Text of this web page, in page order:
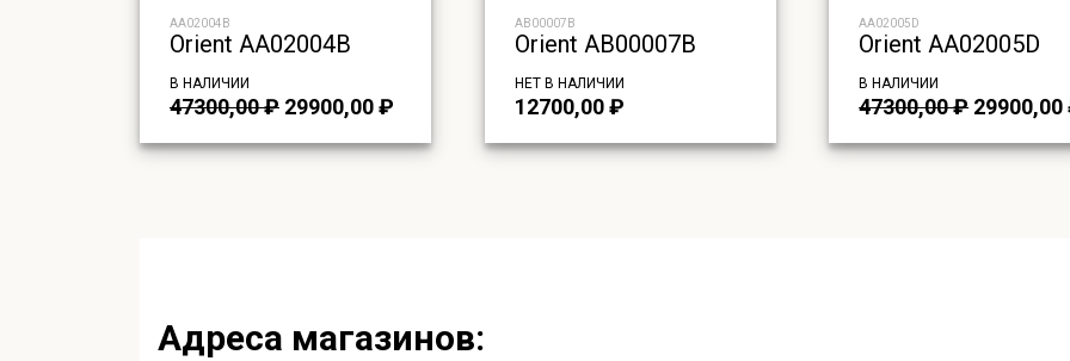
AA02004B
Orient AA02004B
В НАЛИЧИИ
47300,00₽ Первоначальная
составляла
29900,00₽
29900,00 ₽.
AB00007B
Orient AB00007B
НЕТ В НАЛИЧИИ
12700,00₽
AA02005D
Orient AA02005D
В НАЛИЧИИ
47300,00₽ 29900,00
Адреса магазинов: